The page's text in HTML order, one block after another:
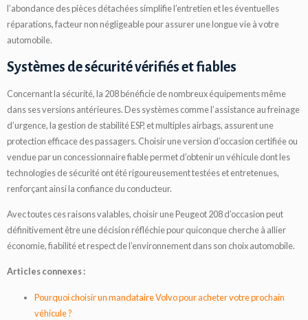
l’abondance des pièces détachées simplifie l’entretien et les éventuelles
réparations, facteur non négligeable pour assurer une longue vie à votre
automobile.
Systèmes de sécurité vérifiés et fiables
Concernant la sécurité, la 208 bénéficie de nombreux équipements même
dans ses versions antérieures. Des systèmes comme l’assistance au freinage
d’urgence, la gestion de stabilité ESP, et multiples airbags, assurent une
protection efficace des passagers. Choisir une version d’occasion certifiée ou
vendue par un concessionnaire fiable permet d’obtenir un véhicule dont les
technologies de sécurité ont été rigoureusement testées et entretenues,
renforçant ainsi la confiance du conducteur.
Avec toutes ces raisons valables, choisir une Peugeot 208 d’occasion peut
définitivement être une décision réfléchie pour quiconque cherche à allier
économie, fiabilité et respect de l’environnement dans son choix automobile.
Articles connexes :
Pourquoi choisir un mandataire Volvo pour acheter votre prochain
véhicule ?